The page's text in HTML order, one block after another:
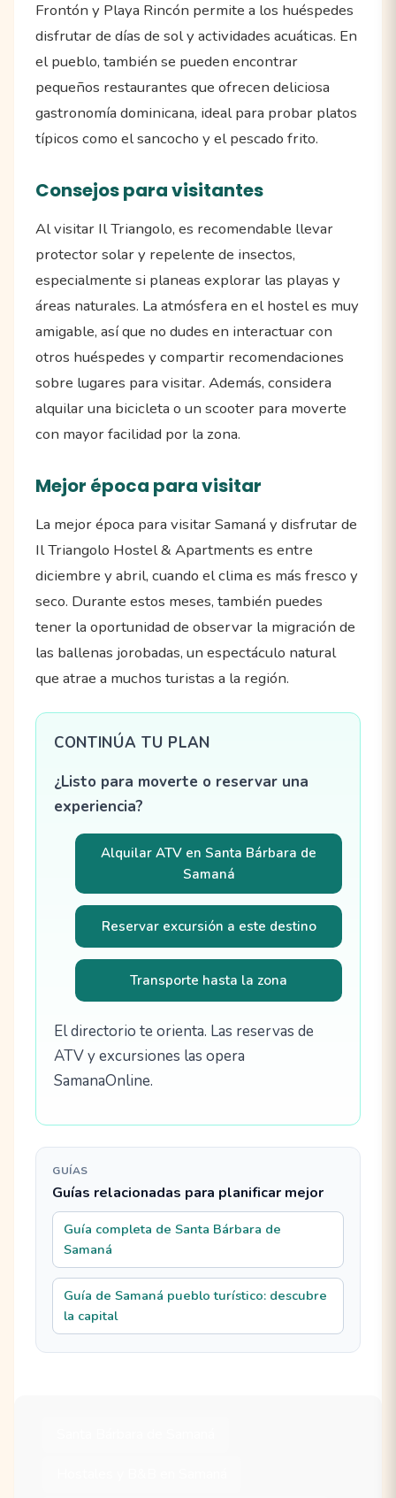
Frontón y Playa Rincón permite a los huéspedes
disfrutar de días de sol y actividades acuáticas. En
el pueblo, también se pueden encontrar
pequeños restaurantes que ofrecen deliciosa
gastronomía dominicana, ideal para probar platos
típicos como el sancocho y el pescado frito.
Consejos para visitantes
Al visitar Il Triangolo, es recomendable llevar
protector solar y repelente de insectos,
especialmente si planeas explorar las playas y
áreas naturales. La atmósfera en el hostel es muy
amigable, así que no dudes en interactuar con
otros huéspedes y compartir recomendaciones
sobre lugares para visitar. Además, considera
alquilar una bicicleta o un scooter para moverte
con mayor facilidad por la zona.
Mejor época para visitar
La mejor época para visitar Samaná y disfrutar de
Il Triangolo Hostel & Apartments es entre
diciembre y abril, cuando el clima es más fresco y
seco. Durante estos meses, también puedes
tener la oportunidad de observar la migración de
las ballenas jorobadas, un espectáculo natural
que atrae a muchos turistas a la región.
CONTINÚA TU PLAN
¿Listo para moverte o reservar una
experiencia?
Alquilar ATV en Santa Bárbara de
Samaná
Reservar excursión a este destino
Transporte hasta la zona
El directorio te orienta. Las reservas de
ATV y excursiones las opera
SamanaOnline.
GUÍAS
Guías relacionadas para planificar mejor
Guía completa de Santa Bárbara de
Samaná
Guía de Samaná pueblo turístico: descubre
la capital